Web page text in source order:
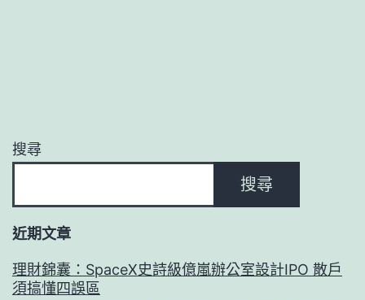
搜尋
搜尋
近期文章
理財錦囊：SpaceX史詩級億嵐辦公室設計IPO 散戶
須搞懂四誤區